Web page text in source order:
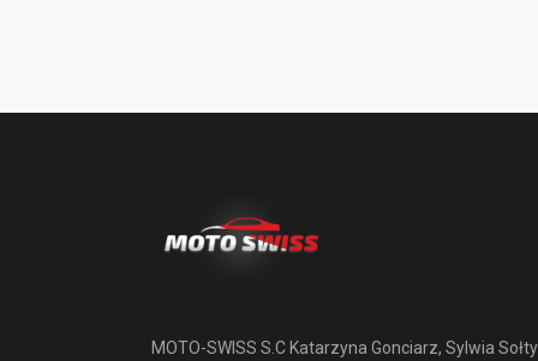
MOTO-SWISS S.C Katarzyna Gonciarz, Sylwia